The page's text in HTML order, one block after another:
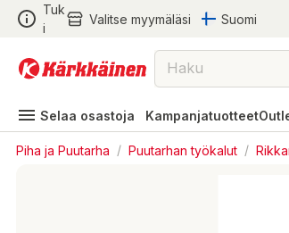
Tuk
i
Valitse myymäläsi Suomi
Selaa osastoja Kampanjatuotteet
Piha ja Puutarha / Puutarhan työkalut /